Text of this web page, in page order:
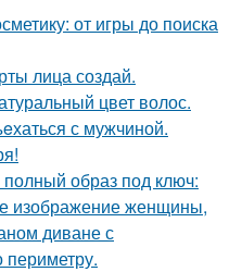
от игры до поиска
лица создай.
цвет волос.
с мужчиной.
образ под ключ:
изображение женщины,
диване с
периметру.